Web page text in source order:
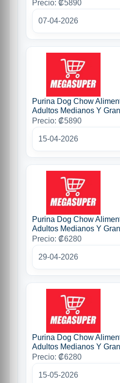
Precio: ₡5890
07-04-2026
Purina Dog Chow
Adultos Medianos Y
Precio: ₡5890
15-04-2026
Purina Dog Chow
Adultos Medianos Y
Precio: ₡6280
29-04-2026
Purina Dog Chow
Adultos Medianos Y
Precio: ₡6280
15-05-2026